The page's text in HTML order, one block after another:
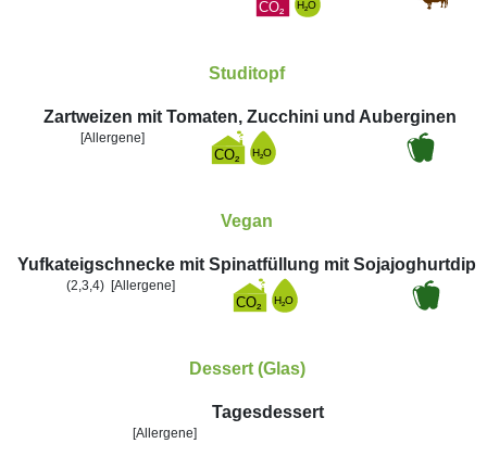
Studitopf
Zartweizen mit Tomaten, Zucchini und Auberginen
[Allergene]
Vegan
Yufkateigschnecke mit Spinatfüllung mit Sojajoghurtdip
(2,3,4) [Allergene]
Dessert (Glas)
Tagesdessert
[Allergene]